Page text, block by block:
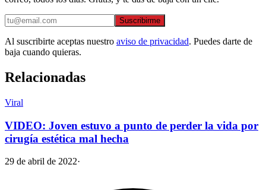
Suscribirme
Al suscribirte aceptas nuestro aviso de privacidad. Puedes darte de
baja cuando quieras.
Relacionadas
Viral
VIDEO: Joven estuvo a punto de perder la vida por
cirugía estética mal hecha
29 de abril de 2022·